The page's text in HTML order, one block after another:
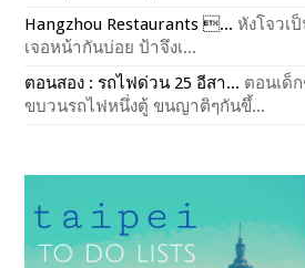
Hangzhou Restaurants ... หังโจวเ
เจอหน้ากันบ่อย ป้าจึงเ...
ตอนสอง : รถไฟด่วน 25 อีสา... ตอนเด็
ขบวนรถไฟหนึ่งตู้ ขนญาติๆกันขึ้...